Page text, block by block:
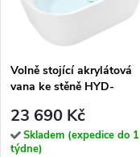
Volně stojící akrylátová
vana ke stěně HYD-
odtokový komplet bílý
23 690 Kč
Skladem (expedice do 1
týdne)